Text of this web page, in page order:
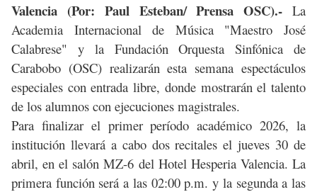
Valencia (Por: Paul Esteban/ Prensa OSC).- La
Academia Internacional de Música "Maestro José
Calabrese" y la Fundación Orquesta Sinfónica de
Carabobo (OSC) realizarán esta semana espectáculos
especiales con entrada libre, donde mostrarán el talento
de los alumnos con ejecuciones magistrales.
Para finalizar el primer período académico 2026, la
institución llevará a cabo dos recitales el jueves 30 de
abril, en el salón MZ-6 del Hotel Hesperia Valencia. La
primera función será a las 02:00 p.m. y la segunda a las